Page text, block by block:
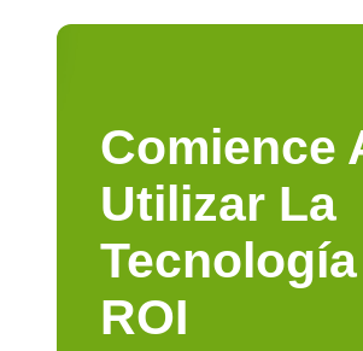
Comience
Utilizar La
Tecnología
ROI